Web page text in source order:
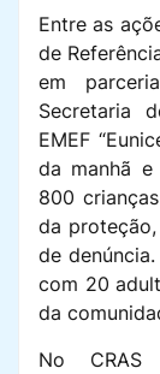
Entre as
de
em
Secretaria
EMEF
da manhã
800
da
de
com 20
da
No CRAS